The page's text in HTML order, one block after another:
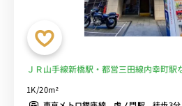
ＪＲ山手線新橋駅・都営三田線内幸町
レンタル中！
1K/20m²